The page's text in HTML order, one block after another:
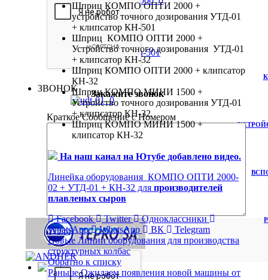
ЗВОНОК
Закажите звонок
Краткое Сообщение с Номером
SIEBECK
Шприц КОМПО ОПТИ 2000 +
устройство точного дозирования УТД-01
+ клипсатор КН-501
Шприц КОМПО ОПТИ 2000 +
Устройство точного дозирования УТД-01
+ клипсатор КН-32
Шприц КОМПО ОПТИ 2000 + клипсатор
КН-32
Шприц КОМПО МИНИ 1500 +
Устройство точного дозирования УТД-01
+ клипсатор КН-32
Шприц КОМПО МИНИ 1500 +
клипсатор КН-32
На наш канал на Ютубе добавлено видео.
Линейка оборудования КОМПО ОПТИ 2000-
02 + УТД-01 + КН-32 для производителей
плавленых сыров
Facebook
Twitter
Одноклассники
WhatsApp
WhatsApp ВК
Telegram
Новые Линии оборудования для производства
структурных колбас
Обратно к списку
Раньше Ожидаем появления новой машины от